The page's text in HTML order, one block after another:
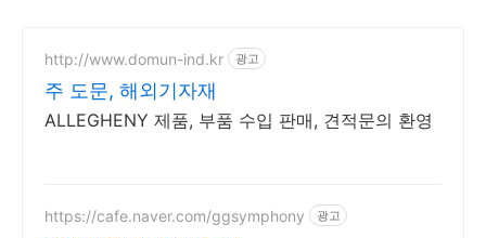
http://www.domun-ind.kr 광고
주 도문, 해외기자재
ALLEGHENY 제품, 부품 수입 판매, 견적문의 환영
https://cafe.naver.com/ggsymphony 광고